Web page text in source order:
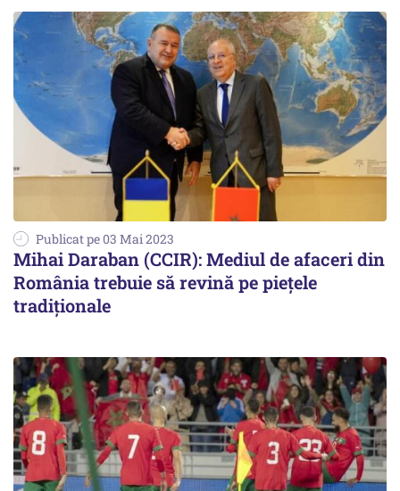
Publicat pe 03 Mai 2023
Mihai Daraban (CCIR): Mediul de afaceri din
România trebuie să revină pe piețele
tradiționale